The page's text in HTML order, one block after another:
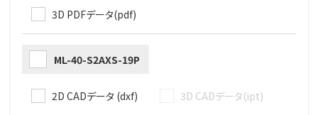
3D PDFデータ(pdf)
ML-40-S2AXS-19P
2D CADデータ (dxf)
3D CADデータ(ipt)